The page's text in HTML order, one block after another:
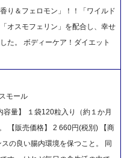
り＆フェロモン」！！「ワイルド
オスモフェリン」を配合し、幸せ
た。 ボディーケア！ダイエット
モール
容量】 １袋120粒入り（約１か月
【販売価格】 2 660円(税別) 【商
の良い腸内環境を保つこと。 同